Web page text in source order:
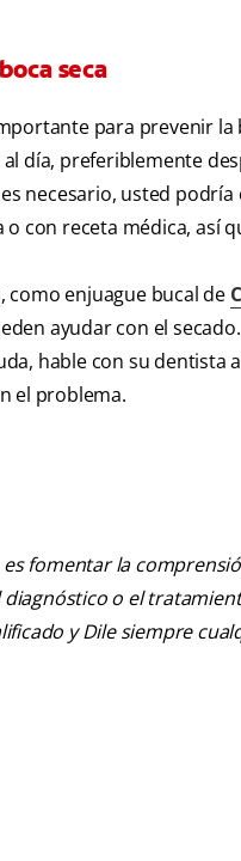
seca
para prevenir
día, preferiblemente
necesario, usted
con receta médica, así
como enjuague bucal de
ayudar con el
hable con su dentista
el problema.
fomentar la
o el
y Dile siempre